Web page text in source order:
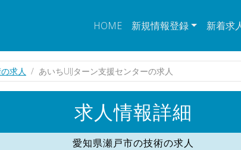
HOME 新規情報登録 新着求
求人 あいちUIJターン支援センターの求人
求人情報詳細
愛知県瀬戸市の技術の求人